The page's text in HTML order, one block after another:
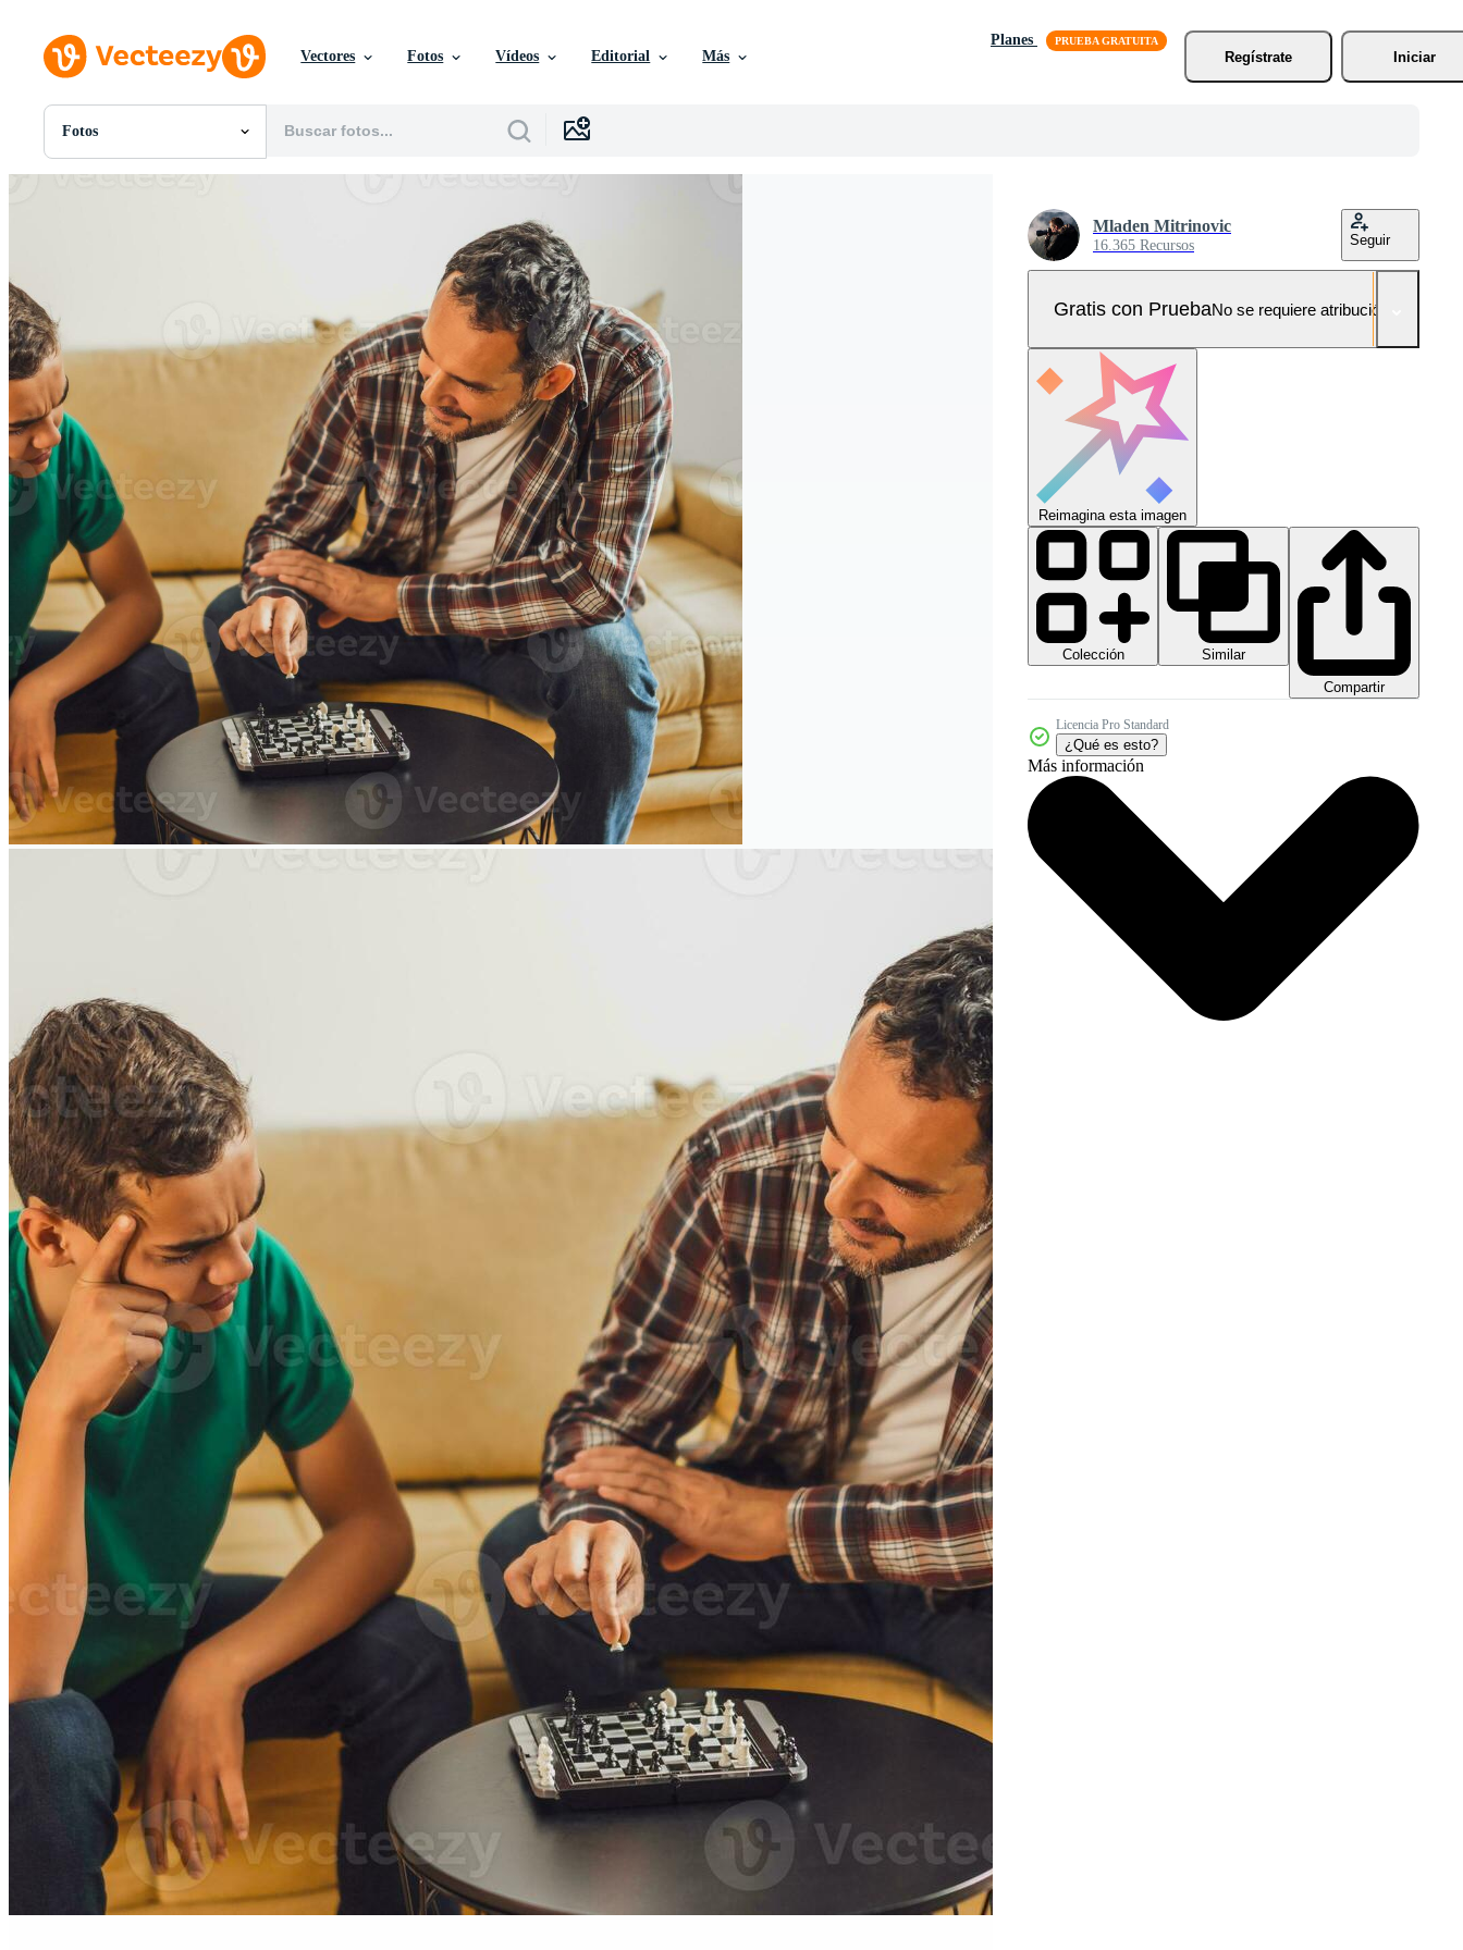
Vectores Fotos Vídeos Editorial Más
Planes
Regístrate
Iniciar
Fotos
Todas Imágenes
Gráficos en Movimiento
Imágenes Editoriales
Mladen Mitrinovic
16.365 Recursos Seguir
Gratis con PruebaNo se requiere atribución!
Reimagina esta imagen
Colección
Similar
Compartir
Licencia Pro Standard
¿Qué es esto?
Más información